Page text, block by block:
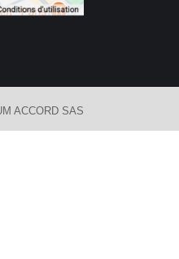
ACCORD SAS